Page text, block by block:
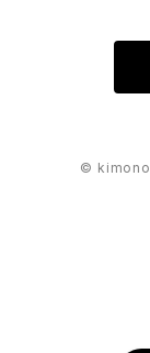
© kimono